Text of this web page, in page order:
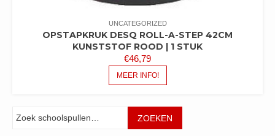
UNCATEGORIZED
OPSTAPKRUK DESQ ROLL-A-STEP 42CM
KUNSTSTOF ROOD | 1 STUK
€46,79
MEER INFO!
ZOEKEN